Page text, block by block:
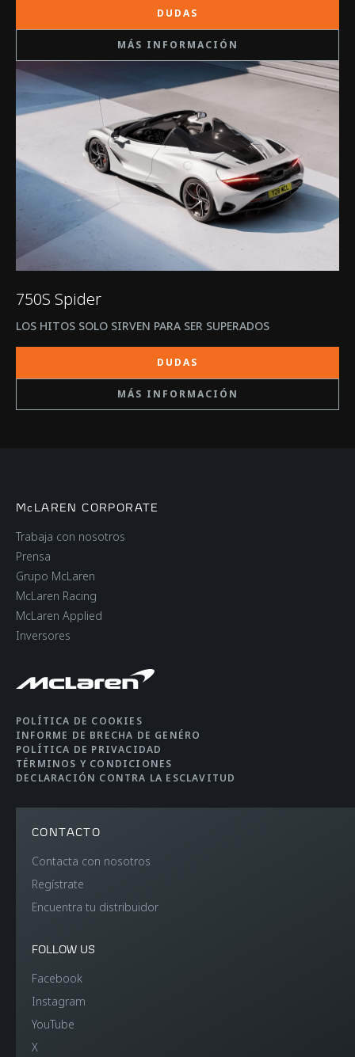
DUDAS
MÁS INFORMACIÓN
750S Spider
LOS HITOS SOLO SIRVEN PARA SER SUPERADOS
DUDAS
MÁS INFORMACIÓN
McLAREN CORPORATE
Trabaja con nosotros
Prensa
Grupo McLaren
McLaren Racing
McLaren Applied
Inversores
POLÍTICA DE COOKIES
INFORME DE BRECHA DE GENÉRO
POLÍTICA DE PRIVACIDAD
TÉRMINOS Y CONDICIONES
DECLARACIÓN CONTRA LA ESCLAVITUD
CONTACTO
Contacta con nosotros
Regístrate
Encuentra tu distribuidor
FOLLOW US
Facebook
Instagram
YouTube
X